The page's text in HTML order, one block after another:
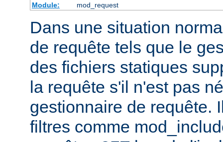
Module:
mod_request
Dans une situation
de requête tels que le
des fichiers statiques
la requête s'il n'est pas
gestionnaire de requête.
filtres comme